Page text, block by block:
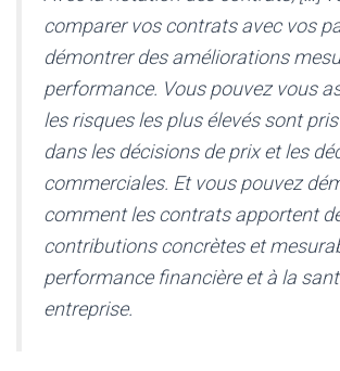
comparer vos contrats avec vos
démontrer des améliorations
performance. Vous pouvez vous
les risques les plus élevés sont
dans les décisions de prix et les
commerciales. Et vous pouvez
comment les contrats apportent
contributions concrètes et
performance financière et à la
entreprise.